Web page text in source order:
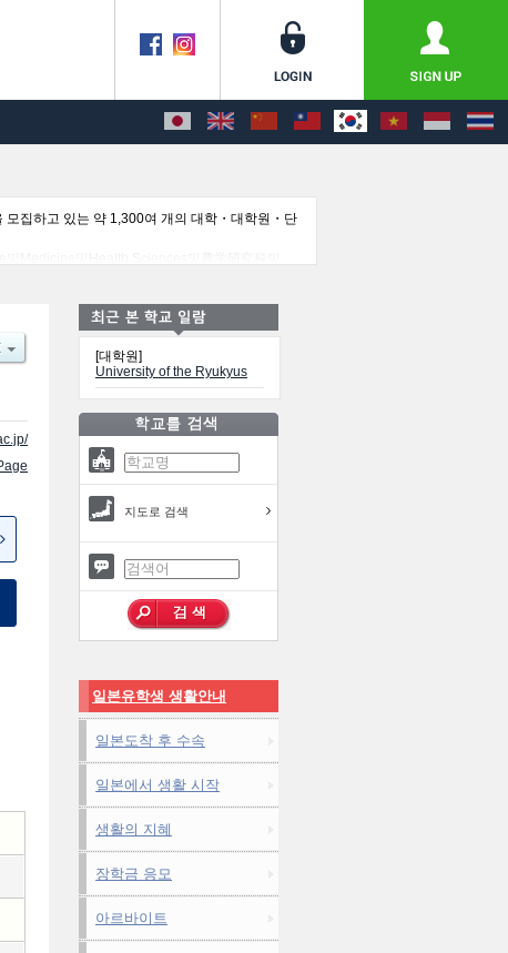
집하고 있는 약 1,300여 개의 대학・대학원・단
Medicine및Health Sciences및農学研究科및
[대학원]
University of the Ryukyus
지도로 검색
일본유학생 생활안내
일본도착 후 수속
일본에서 생활 시작
생활의 지혜
장학금 응모
아르바이트